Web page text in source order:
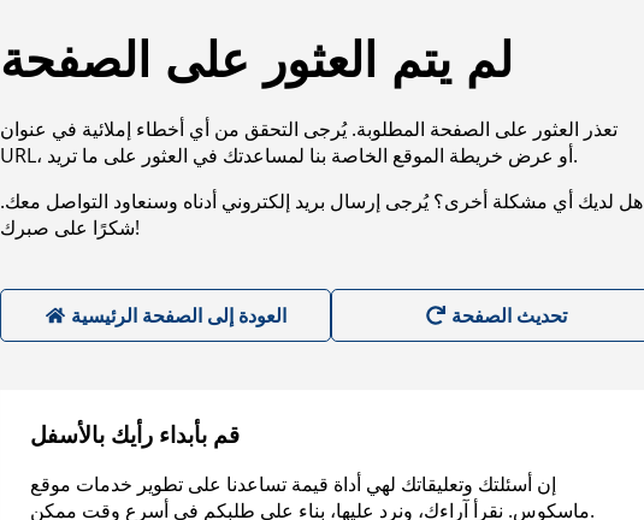
لم يتم العثور على الصفحة
تعذر العثور على الصفحة المطلوبة. يُرجى التحقق من أي أخطاء إملائية في عنوان
URL، أو عرض خريطة الموقع الخاصة بنا لمساعدتك في العثور على ما تريد.
هل لديك أي مشكلة أخرى؟ يُرجى إرسال بريد إلكتروني أدناه وسنعاود التواصل معك.
شكرًا على صبرك!
العودة إلى الصفحة الرئيسية
قم بأبداء رأيك بالأسفل
إن أسئلتك وتعليقاتك لهي أداة قيمة تساعدنا على تطوير خدمات موقع
ماسكوس. نقرأ آراءك، ونرد عليها، بناء على طلبكم في أسرع وقت ممكن.